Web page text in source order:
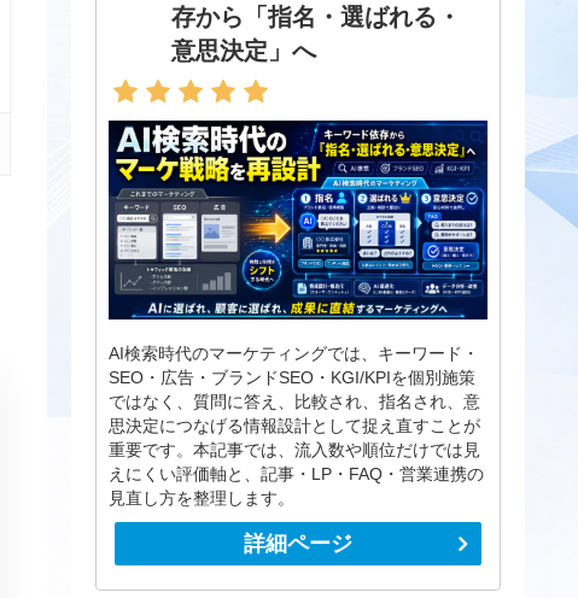
存から「指名・選ばれる・
意思決定」へ
AI検索時代のマーケティングでは、キーワード・
SEO・広告・ブランドSEO・KGI/KPIを個別施策
ではなく、質問に答え、比較され、指名され、意
思決定につなげる情報設計として捉え直すことが
重要です。本記事では、流入数や順位だけでは見
えにくい評価軸と、記事・LP・FAQ・営業連携の
見直し方を整理します。
詳細ページ